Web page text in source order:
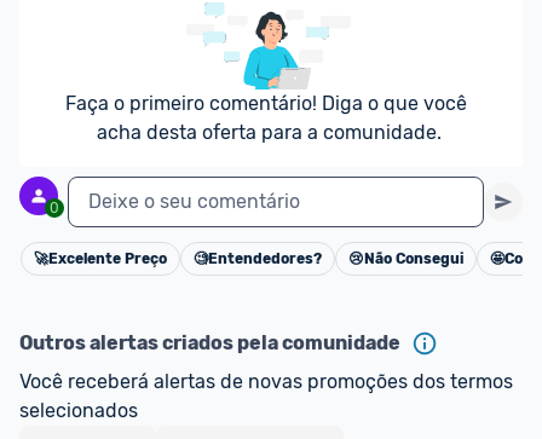
Faça o primeiro comentário! Diga o que você
acha desta oferta para a comunidade.
0 Deixe o seu comentário
Cancelar
🚀Excelente Preço 🧐Entendedores? 😢 Não Consegui 🤩
Outros alertas criados pela comunidade
Você receberá alertas de novas promoções dos termos
selecionados